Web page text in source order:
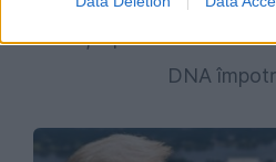
funcție pe Fritz. Piedone
DNA